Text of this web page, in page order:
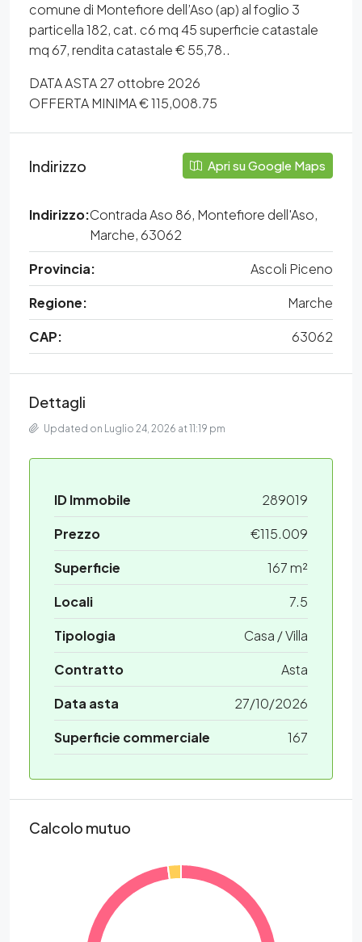
comune di Montefiore dell’Aso (ap) al foglio 3
particella 182, cat. c6 mq 45 superficie catastale
mq 67, rendita catastale € 55,78..
DATA ASTA 27 ottobre 2026
OFFERTA MINIMA € 115,008.75
Indirizzo Apri su Google Maps
Indirizzo:Contrada Aso 86, Montefiore dell'Aso,
Marche, 63062
Provincia:
Ascoli Piceno
Regione:
Marche
CAP:
63062
Dettagli
Updated on Luglio 24, 2026 at 11:19 pm
ID Immobile
289019
Prezzo
€115.009
Superficie
167 m²
Locali
7.5
Tipologia
Casa / Villa
Contratto
Asta
Data asta
27/10/2026
Superficie commerciale
167
Calcolo mutuo